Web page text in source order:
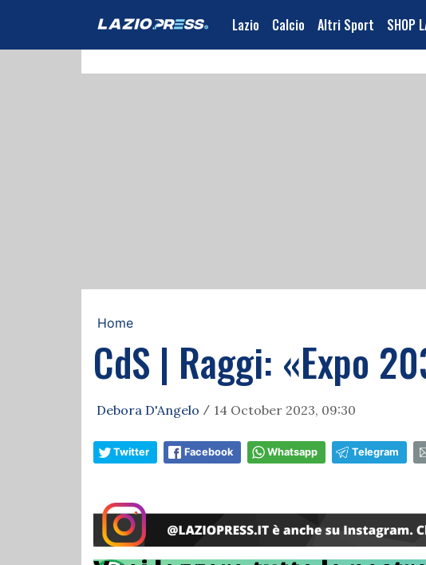
Lazio Calcio Altri Sport SHOP
Home
CdS | Raggi: «Expo
Debora D'Angelo / 14 October 2023, 09:30
Twitter Facebook Whatsapp Telegram